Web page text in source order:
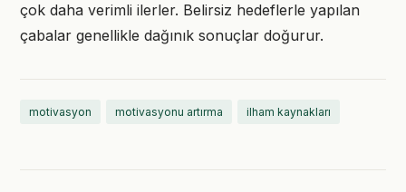
çok daha verimli ilerler. Belirsiz hedeflerle yapılan
çabalar genellikle dağınık sonuçlar doğurur.
motivasyon motivasyonu artırma ilham kaynakları